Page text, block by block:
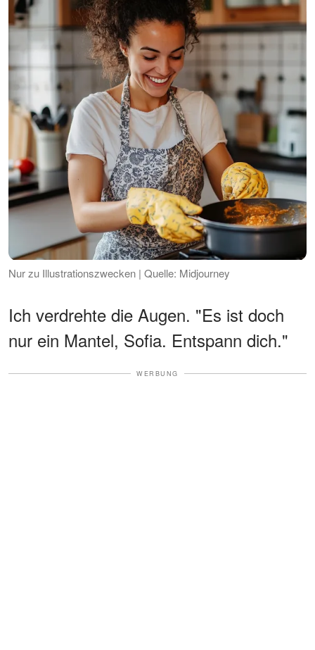
Nur zu Illustrationszwecken | Quelle: Midjourney
Ich verdrehte die Augen. "Es ist doch
nur ein Mantel, Sofia. Entspann dich."
WERBUNG